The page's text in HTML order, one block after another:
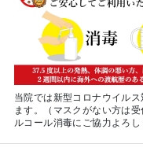
当院では新型コロナウイル
ます。（マスクがない方は
ルコール消毒にご協力よろし